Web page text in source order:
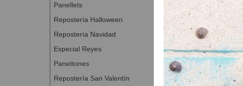
Panellets
Repostería Halloween
Repostería Navidad
Especial Reyes
Panettones
Repostería San Valentín